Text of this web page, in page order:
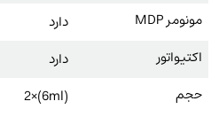
مونومر MDP
دارد
اکتیواتور
دارد
حجم
(6ml)×2